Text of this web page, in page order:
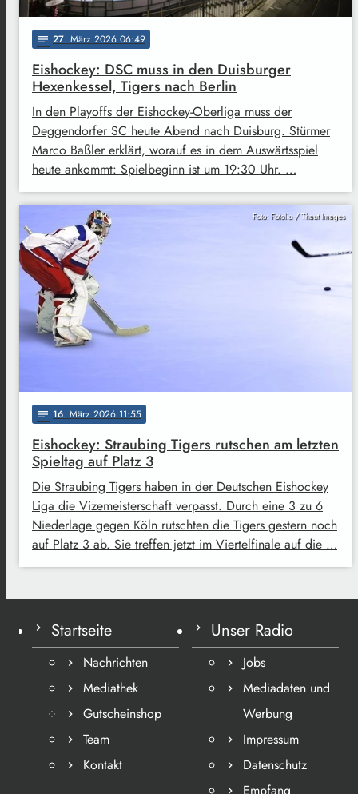
notes 27. März 2026 06:49
Eishockey: DSC muss in den Duisburger
Hexenkessel, Tigers nach Berlin
In den Playoffs der Eishockey-Oberliga muss der
Deggendorfer SC heute Abend nach Duisburg. Stürmer
Marco Baßler erklärt, worauf es in dem Auswärtsspiel
heute ankommt: Spielbeginn ist um 19:30 Uhr. …
Foto: Fotolia / Thaut Images
notes 16. März 2026 11:55
Eishockey: Straubing Tigers rutschen am letzten
Spieltag auf Platz 3
Die Straubing Tigers haben in der Deutschen Eishockey
Liga die Vizemeisterschaft verpasst. Durch eine 3 zu 6
Niederlage gegen Köln rutschten die Tigers gestern noch
auf Platz 3 ab. Sie treffen jetzt im Viertelfinale auf die …
Startseite
Nachrichten
Mediathek
Gutscheinshop
Team
Kontakt
Unser Radio
Jobs
Mediadaten und
Werbung
Impressum
Datenschutz